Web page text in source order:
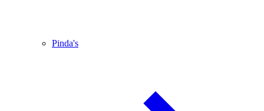
Pinda's